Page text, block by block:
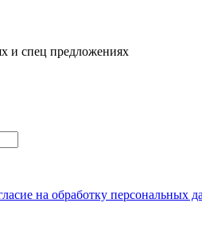
и спец предложениях
на обработку персональных